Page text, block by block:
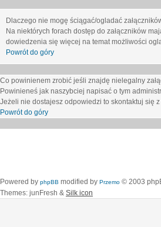
Dlaczego nie mogę ściągać/ogladać
Na niektórych forach dostęp do załączników
dowiedzenia się więcej na temat możliwości
Powrót do góry
Co powinienem zrobić jeśli znajdę nielegalny
Powinieneś jak naszybciej napisać o tym
Jeżeli nie dostajesz odpowiedzi to skontaktuj się
Powrót do góry
Powered by phpBB modified by Przemo © 2003
Themes: junFresh & Silk icon